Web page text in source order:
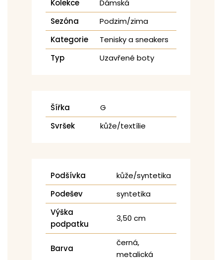
Kolekce
Dámská
Sezóna
Podzim/zima
Kategorie
Tenisky a sneakers
Typ
Uzavřené boty
Šířka
G
Svršek
kůže/textílie
Podšívka
kůže/syntetika
Podešev
syntetika
Výška
podpatku
3,50 cm
Barva
černá,
metalická